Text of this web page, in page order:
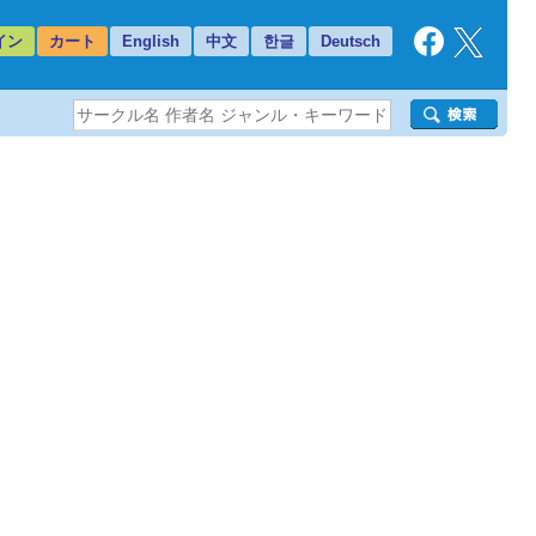
ン カート English 中文 한글 Deutsch